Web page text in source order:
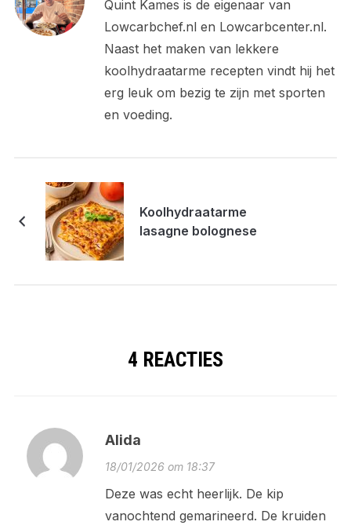
Quint Kames is de eigenaar van
Lowcarbchef.nl en Lowcarbcenter.nl.
Naast het maken van lekkere
koolhydraatarme recepten vindt hij het
erg leuk om bezig te zijn met sporten
en voeding.
Koolhydraatarme
lasagne bolognese
4 REACTIES
Alida
18/01/2026 om 18:37
Deze was echt heerlijk. De kip
vanochtend gemarineerd. De kruiden